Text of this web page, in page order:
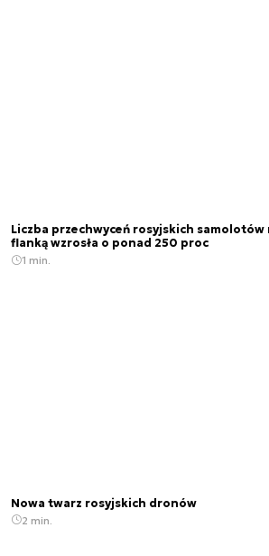
Liczba przechwyceń rosyjskich samolotów
flanką wzrosła o ponad 250 proc
1 min.
Nowa twarz rosyjskich dronów
2 min.